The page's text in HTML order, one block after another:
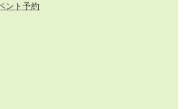
ント予約